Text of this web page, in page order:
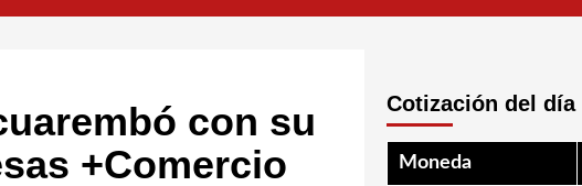
con su
+Comercio
Cotización del día
Moneda